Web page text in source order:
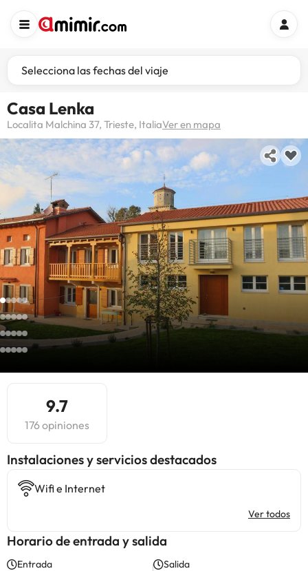
Selecciona las fechas del viaje
Casa Lenka
Localita Malchina 37, Trieste, ItaliaVer en mapa
9.7
176 opiniones
Instalaciones y servicios destacados
Wifi e Internet
Ver todos
Horario de entrada y salida
Entrada Salida